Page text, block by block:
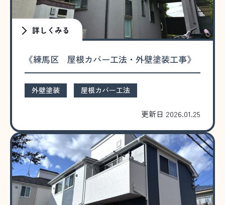
《練馬区 屋根カバー工法・外壁塗装工事》
外壁塗装 屋根カバー工法
更新日 2026.01.25
詳しくみる